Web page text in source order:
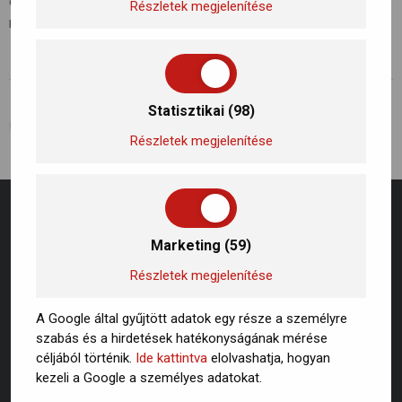
Részletek megjelenítése
Statisztikai (98)
Részletek megjelenítése
Marketing (59)
Részletek megjelenítése
A Google által gyűjtött adatok egy része a személyre
szabás és a hirdetések hatékonyságának mérése
céljából történik. Ide kattintva elolvashatja, hogyan
kezeli a Google a személyes adatokat.
részletekért!
Hogyan csökkenthető a légszennyezettség? Mit tehetünk?
KÖVETKEZŐ BEJEGYZÉS